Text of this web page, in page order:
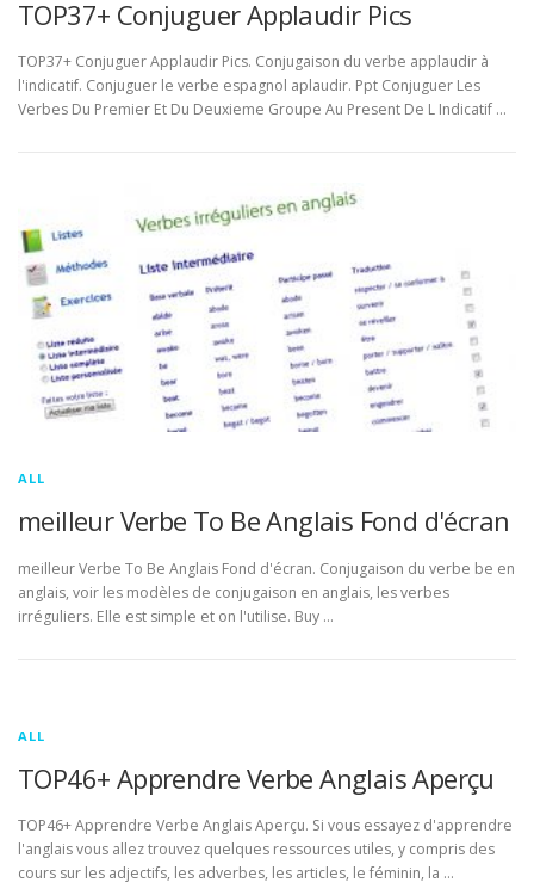
TOP37+ Conjuguer Applaudir Pics
TOP37+ Conjuguer Applaudir Pics. Conjugaison du verbe applaudir à
l'indicatif. Conjuguer le verbe espagnol aplaudir. Ppt Conjuguer Les
Verbes Du Premier Et Du Deuxieme Groupe Au Present De L Indicatif …
ALL
meilleur Verbe To Be Anglais Fond d'écran
meilleur Verbe To Be Anglais Fond d'écran. Conjugaison du verbe be en
anglais, voir les modèles de conjugaison en anglais, les verbes
irréguliers. Elle est simple et on l'utilise. Buy …
ALL
TOP46+ Apprendre Verbe Anglais Aperçu
TOP46+ Apprendre Verbe Anglais Aperçu. Si vous essayez d'apprendre
l'anglais vous allez trouvez quelques ressources utiles, y compris des
cours sur les adjectifs, les adverbes, les articles, le féminin, la …